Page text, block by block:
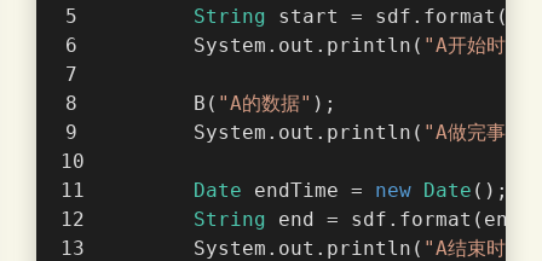
String start =
        System.out.println(
"A开始时间
        B(
"A的数据" );
        System.out.println(
"A做完
Date endTime = new Date ();
String end =
        System.out.println(
"A结束时间